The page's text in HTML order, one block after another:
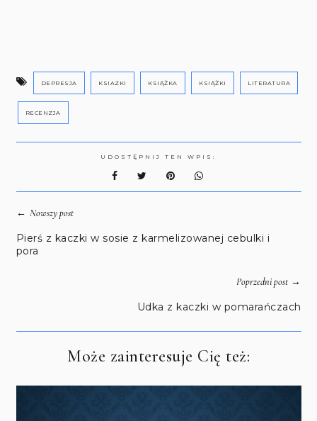
DEPRESJA KSIAZKI KSIĄŻKA KSIĄŻKI LITERATURA
RECENZJA
UDOSTĘPNIJ TEN WPIS:
← Nowszy post
Pierś z kaczki w sosie z karmelizowanej cebulki i
pora
Poprzedni post→
Udka z kaczki w pomarańczach
Może zainteresuje Cię też: